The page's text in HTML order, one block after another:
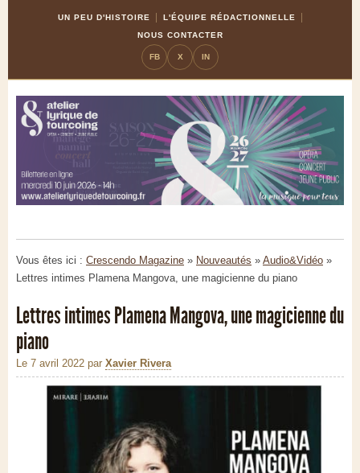
UN PEU D'HISTOIRE
L'ÉQUIPE RÉDACTIONNELLE
NOUS CONTACTER
FB X IN
Vous êtes ici : Crescendo Magazine » Nouveautés » Audio&Vidéo »
Lettres intimes Plamena Mangova, une magicienne du piano
Lettres intimes Plamena Mangova, une magicienne du
piano
Le 7 avril 2022 par Xavier Rivera